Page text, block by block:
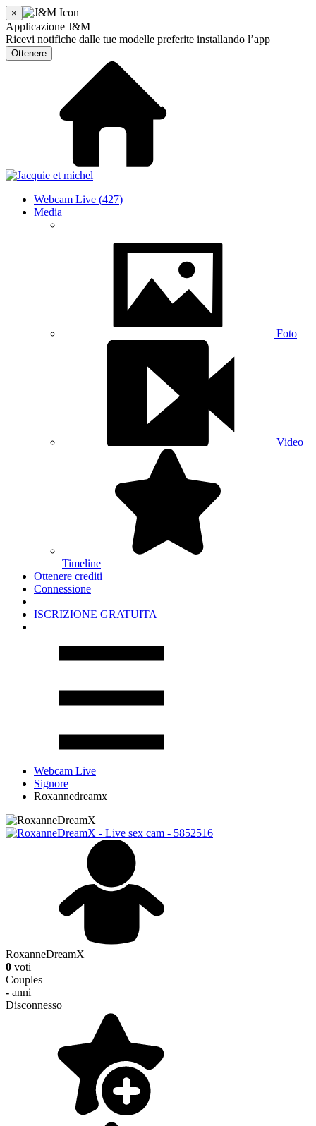
×
Applicazione J&M
Ricevi notifiche dalle tue modelle preferite installando l’app
Ottenere
Webcam Live (427)
Media
Foto
Video
Timeline
Ottenere crediti
Connessione
ISCRIZIONE GRATUITA
Webcam Live
Signore
Roxannedreamx
RoxanneDreamX
0 voti
Couples
- anni
Disconnesso